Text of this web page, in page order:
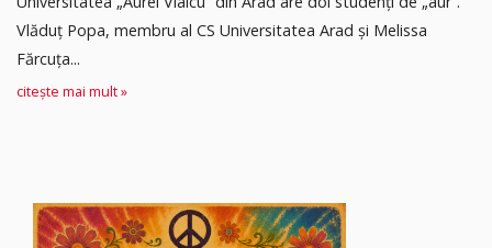
Vlăduț Popa, membru al CS Universitatea Arad și Melissa
Fărcuța...
citește mai mult »